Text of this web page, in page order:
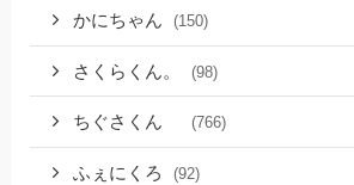
かにちゃん (150)
さくらくん。 (98)
ちぐさくん (766)
ふぇにくろ (92)